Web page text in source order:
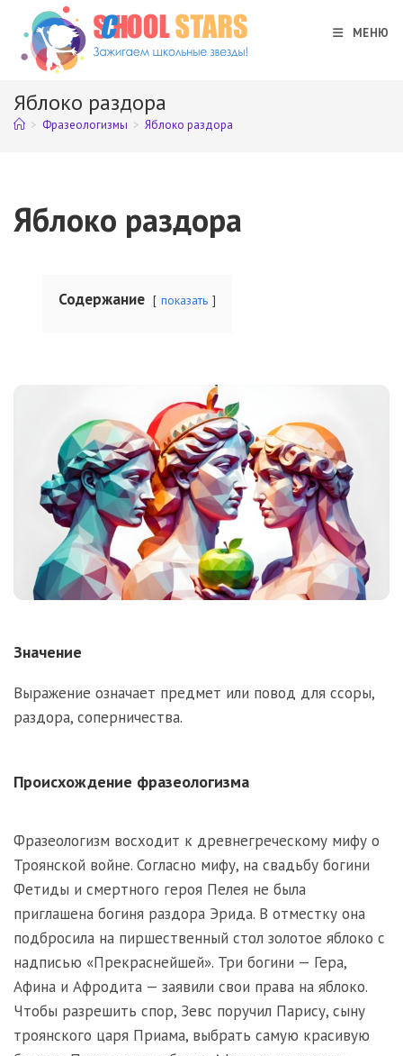
Перейти
содержимому
МЕНЮ
Яблоко раздора
> Фразеологизмы > Яблоко раздора
Яблоко раздора
Содержание показать
Значение
Выражение означает предмет или повод для ссоры,
раздора, соперничества.
Происхождение фразеологизма
Фразеологизм восходит к древнегреческому мифу о
Троянской войне. Согласно мифу, на свадьбу богини
Фетиды и смертного героя Пелея не была
приглашена богиня раздора Эрида. В отместку она
подбросила на пиршественный стол золотое яблоко с
надписью «Прекраснейшей». Три богини — Гера,
Афина и Афродита — заявили свои права на яблоко.
Чтобы разрешить спор, Зевс поручил Парису, сыну
троянского царя Приама, выбрать самую красивую